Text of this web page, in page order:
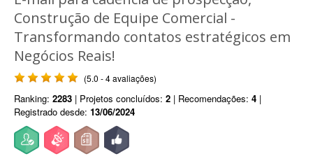
Construção de Equipe Comercial -
Transformando contatos estratégicos em
Negócios Reais!
(5.0 - 4 avaliações)
Ranking: 2283 | Projetos concluídos: 2 | Recomendações: 4 |
Registrado desde: 13/06/2024